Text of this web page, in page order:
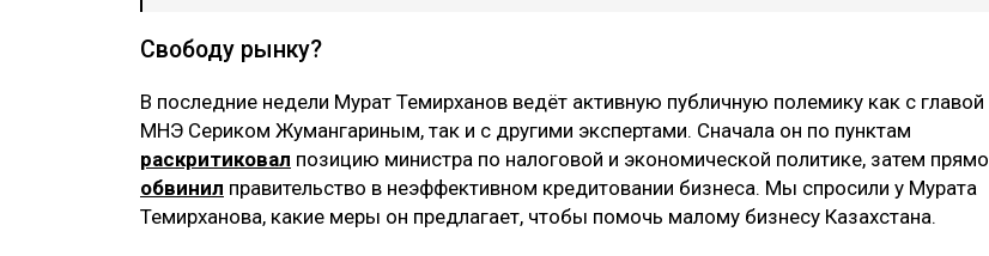
Свободу рынку?
В последние недели Мурат Темирханов ведёт активную публичную полемику как с главой
МНЭ Сериком Жумангариным, так и с другими экспертами. Сначала он по пунктам
раскритиковал позицию министра по налоговой и экономической политике, затем прямо
обвинил правительство в неэффективном кредитовании бизнеса. Мы спросили у Мурата
Темирханова, какие меры он предлагает, чтобы помочь малому бизнесу Казахстана.